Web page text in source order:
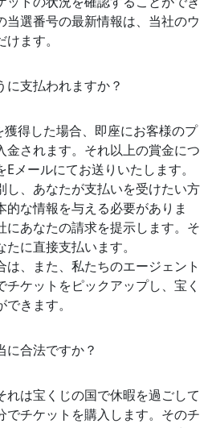
当選番号の最新情報は、当社のウ
ます。
に支払われますか？
得した場合、即座にお客様のプ
金されます。それ以上の賞金につ
メールにてお送りいたします。
し、あなたが支払いを受けたい方
な情報を与える必要がありま
にあなたの請求を提示します。そ
に直接支払います。
は、また、私たちのエージェント
ケットをピックアップし、宝く
きます。
に合法ですか？
れは宝くじの国で休暇を過ごして
でチケットを購入します。そのチ